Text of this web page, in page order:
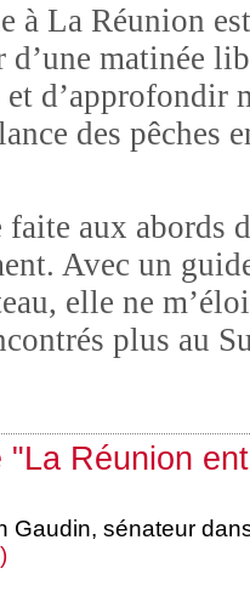
à La Réunion
d’une matinée
d’approfondir
des pêches
aux abords
Avec un
elle ne
plus au
"La Réunion
Gaudin, sénateur